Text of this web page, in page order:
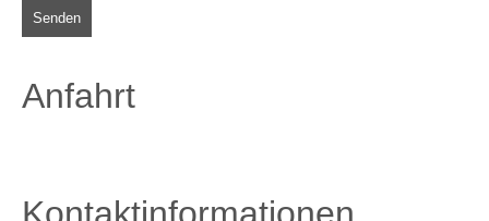
Senden
Anfahrt